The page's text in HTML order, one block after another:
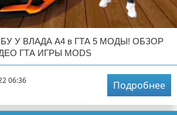
У ВЛАДА А4 в ГТА 5 МОДЫ! ОБЗОР
ГТА ИГРЫ MODS
06:36
Подробнее